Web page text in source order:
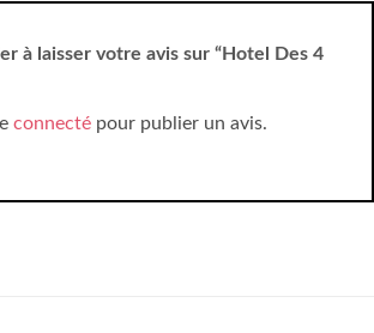
à laisser votre avis sur “Hotel Des 4
connecté pour publier un avis.